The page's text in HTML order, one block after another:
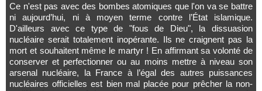
Ce n'est pas avec des bombes atomiques que l'on va se battre
ni aujourd’hui, ni à moyen terme contre l’État islamique.
D'ailleurs avec ce type de "fous de Dieu", la dissuasion
nucléaire serait totalement inopérante. Ils ne craignent pas la
mort et souhaitent même le martyr ! En affirmant sa volonté de
conserver et perfectionner ou au moins mettre à niveau son
arsenal nucléaire, la France à l’égal des autres puissances
nucléaires officielles est bien mal placée pour prêcher la non-